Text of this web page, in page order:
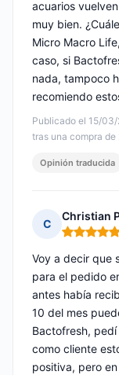
Publicado el 15/
tras una compra
acuarios
muy bien.
Micro Macro
caso, si
nada, tampoco
recomiendo
Opinión traducida
C
Christian
Nota: 5 de
Voy a decir que
para el pedido
antes había
10 del mes
Bactofresh,
como cliente
positiva, pero